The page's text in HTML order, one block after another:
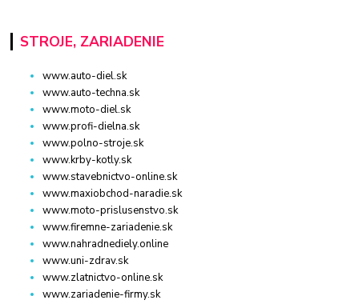
STROJE, ZARIADENIE
www.auto-diel.sk
www.auto-techna.sk
www.moto-diel.sk
www.profi-dielna.sk
www.polno-stroje.sk
www.krby-kotly.sk
www.stavebnictvo-online.sk
www.maxiobchod-naradie.sk
www.moto-prislusenstvo.sk
www.firemne-zariadenie.sk
www.nahradnediely.online
www.uni-zdrav.sk
www.zlatnictvo-online.sk
www.zariadenie-firmy.sk